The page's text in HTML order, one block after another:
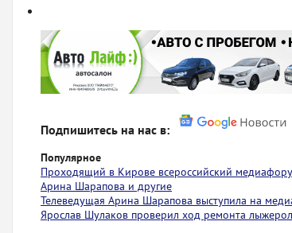
Подпишитесь на нас в:
Популярное
Проходящий в Кирове всероссийский
Арина Шарапова и другие
Телеведущая Арина Шарапова выступила на
Ярослав Шулаков проверил ход ремонта